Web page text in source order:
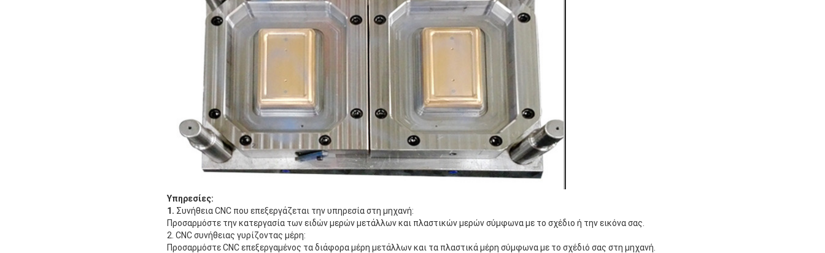
Υπηρεσίες:
1. Συνήθεια CNC που επεξεργάζεται την υπηρεσία στη μηχανή:
Προσαρμόστε την κατεργασία των ειδών μερών μετάλλων και πλαστικών μερών σύμφωνα με το σχέδιο ή την εικόνα σας.
2. CNC συνήθειας γυρίζοντας μέρη:
Προσαρμόστε CNC επεξεργαμένος τα διάφορα μέρη μετάλλων και τα πλαστικά μέρη σύμφωνα με το σχέδιό σας στη μηχανή.